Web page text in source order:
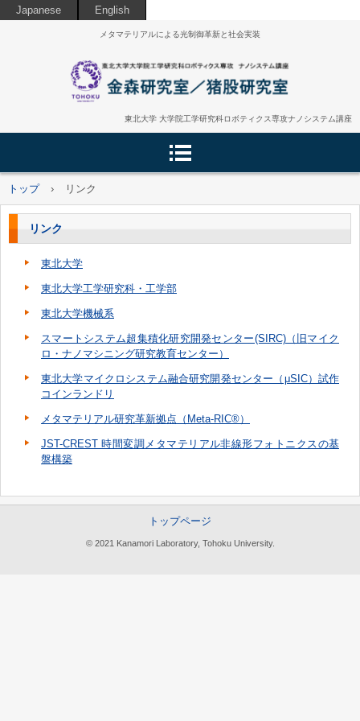
Japanese English
メタマテリアルによる光制御革新と社会実装
東北大学 大学院工学研究科ロボティクス専攻ナノシステム講座
トップ › リンク
リンク
東北大学
東北大学工学研究科・工学部
東北大学機械系
スマートシステム超集積化研究開発センター(SIRC)（旧 マイク
ロ・ナノマシニング研究教育センター）
東北大学マイクロシステム融合研究開発センター（μSIC）試作
コインランドリ
メタマテリアル研究革新拠点（Meta-RIC®）
JST-CREST 時間変調メタマテリアル非線形フォトニクスの基
盤構築
トップページ
© 2021 Kanamori Laboratory, Tohoku University.